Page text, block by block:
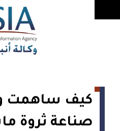
كيف ساهمت
صناعة ثروة